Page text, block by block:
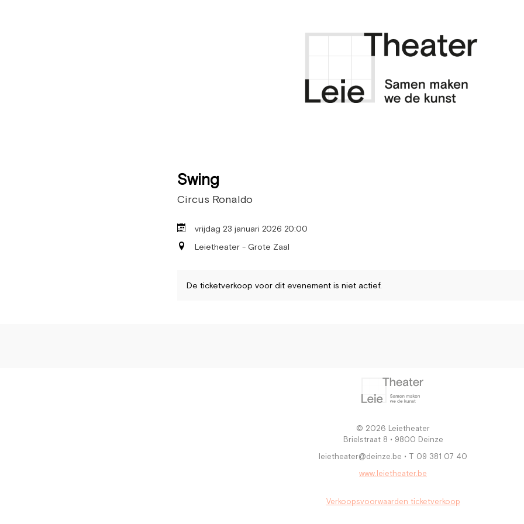
Swing
Circus Ronaldo
vrijdag 23 januari 2026 20:00
Leietheater - Grote Zaal
De ticketverkoop voor dit evenement is niet actief.
© 2026 Leietheater
Brielstraat 8 • 9800 Deinze
leietheater@deinze.be • T 09 381 07 40
www.leietheater.be
Verkoopsvoorwaarden ticketverkoop